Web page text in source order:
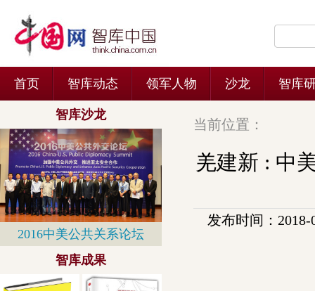
当前位置：
羌建新 : 中
发布时间：2018-